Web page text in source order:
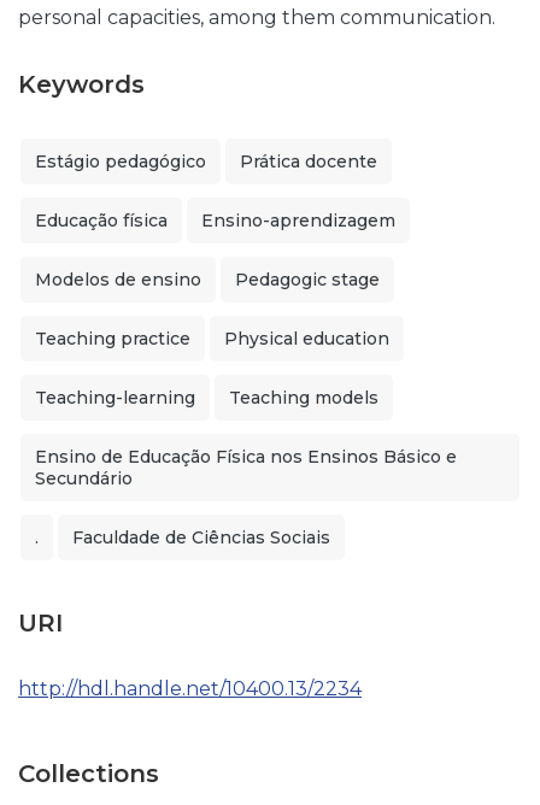
personal capacities, among them communication.
Keywords
Estágio pedagógico Prática docente
Educação física Ensino-aprendizagem
Modelos de ensino Pedagogic stage
Teaching practice Physical education
Teaching-learning Teaching models
Ensino de Educação Física nos Ensinos Básico e
Secundário
. Faculdade de Ciências Sociais
URI
http://hdl.handle.net/10400.13/2234
Collections